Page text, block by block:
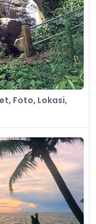
Foto, Lokasi,